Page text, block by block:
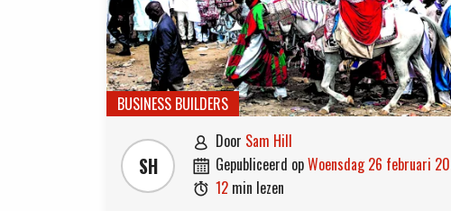
BUSINESS BUILDERS
SH
 door Sam Hill
 gepubliceerd op woensdag 26 februari
 12 min lezen